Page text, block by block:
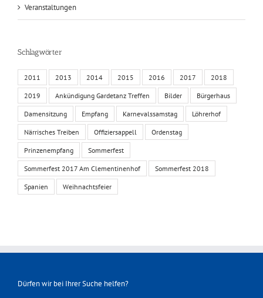
Veranstaltungen
Schlagwörter
2011 2013 2014 2015 2016 2017 2018
2019 Ankündigung Gardetanz Treffen Bilder Bürgerhaus
Damensitzung Empfang Karnevalssamstag Löhrerhof
Närrisches Treiben Offiziersappell Ordenstag
Prinzenempfang Sommerfest
Sommerfest 2017 Am Clementinenhof Sommerfest 2018
Spanien Weihnachtsfeier
Dürfen wir bei Ihrer Suche helfen?